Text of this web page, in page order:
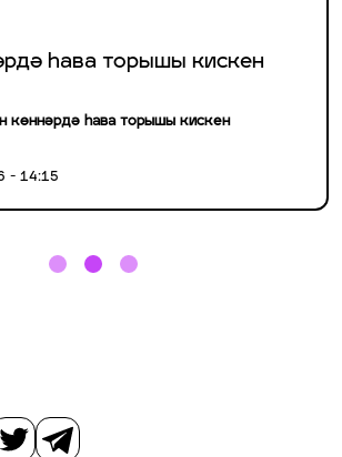
һава торышы кискен
көннәрдә һава торышы кискен
- 14:15